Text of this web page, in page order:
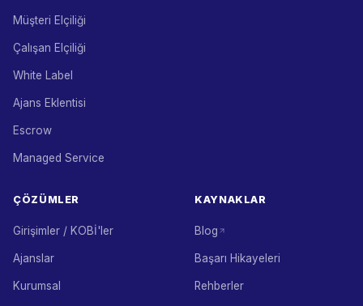
Müşteri Elçiliği
Çalışan Elçiliği
White Label
Ajans Eklentisi
Escrow
Managed Service
ÇÖZÜMLER
Girişimler / KOBİ'ler
Ajanslar
Kurumsal
KAYNAKLAR
Blog
Başarı Hikayeleri
Rehberler